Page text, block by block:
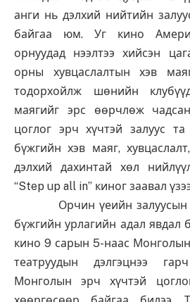
анги нь дэлхий нийтийн
байгаа юм. Уг кино
орнуудад нээлтээ хийсэн
орны хувцаслалтын хэв
тодорхойлж шөнийн
маягийг эрс өөрчлөж
цоглог эрч хүчтэй залуус
бүжгийн хэв маяг,
дэлхий дахинтай хөл
“Step up all in” киног заавал
Орчин үеийн залуусын
бүжгийн урлагийн адал явдал
кино 9 сарын 5-наас
театруудын дэлгэцнээ
Монголын эрч хүчтэй